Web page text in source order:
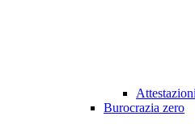
Burocrazia zero